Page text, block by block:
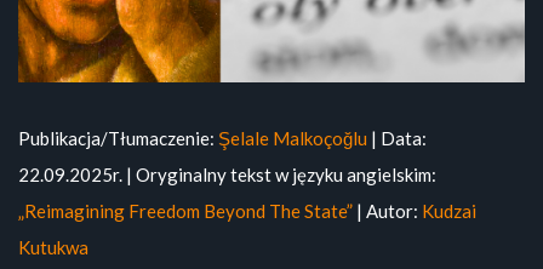
Publikacja/Tłumaczenie: Şelale Malkoçoğlu | Data:
22.09.2025r. | Oryginalny tekst w języku angielskim:
„Reimagining Freedom Beyond The State” | Autor: Kudzai
Kutukwa